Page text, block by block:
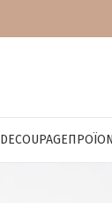
DECOUPAGE